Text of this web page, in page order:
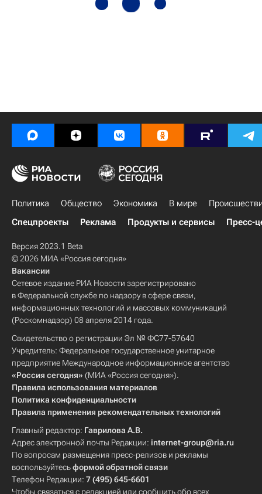
Политика Общество Экономика В мире
Спецпроекты
Реклама Продукты и сервисы Пресс-
Версия 2023.1 Beta
© 2026 МИА «Россия сегодня»
Вакансии
Сетевое издание РИА Новости зарегистрировано
в Федеральной службе по надзору в сфере связи,
информационных технологий и массовых коммуникаций
(Роскомнадзор) 08 апреля 2014 года.
Свидетельство о регистрации Эл № ФС77-57640
Учредитель: Федеральное государственное унитарное
предприятие Международное информационное агентство
«Россия сегодня» (МИА «Россия сегодня»).
Правила использования материалов
Политика конфиденциальности
Правила применения рекомендательных технологий
Главный редактор: Гаврилова А.В.
Адрес электронной почты Редакции: internet-group@ria.ru
По вопросам размещения пресс-релизов и рекламы
воспользуйтесьформой обратной связи
Телефон Редакции: 7 (495) 645-6601
Чтобы связаться с редакцией или сообщить обо всех